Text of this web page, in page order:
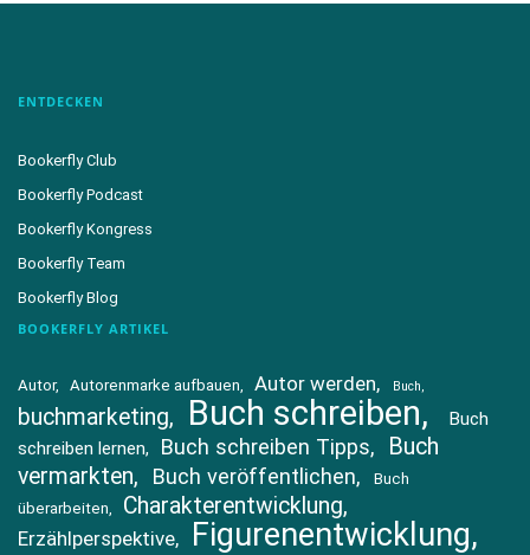
ENTDECKEN
Bookerfly Club
Bookerfly Podcast
Bookerfly Kongress
Bookerfly Team
Bookerfly Blog
BOOKERFLY ARTIKEL
Autor Autorenmarke aufbauen Autor werden Buch
buchmarketing Buch schreiben
Buch
schreiben lernen
Buch schreiben Tipps
Buch
vermarkten
Buch veröffentlichen
Buch
überarbeiten
Charakterentwicklung
Erzählperspektive Figurenentwicklung